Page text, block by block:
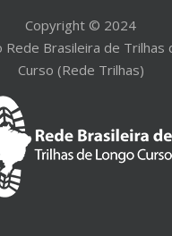
Copyright © 2024
Rede Brasileira de Trilhas
Curso (Rede Trilhas)